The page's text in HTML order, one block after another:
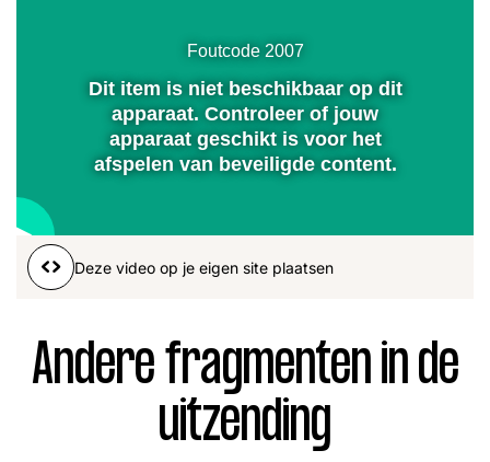
Online series
Nieuwsbrief
Word lid
Facebook
Instagram
Zoeken
Meest gezocht
Boeren Deedry
Nieuws Nieuwsbrief
Afspelen
00:01
Foutcode 2007
Dit item is niet beschikbaar op dit
apparaat. Controleer of jouw
apparaat geschikt is voor het
afspelen van beveiligde content.
Deze video op je eigen site plaatsen
Andere fragmenten in de
uitzending